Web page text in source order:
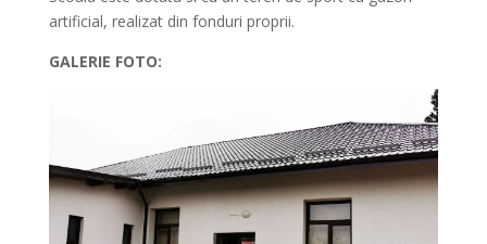
artificial, realizat din fonduri proprii.
GALERIE FOTO: